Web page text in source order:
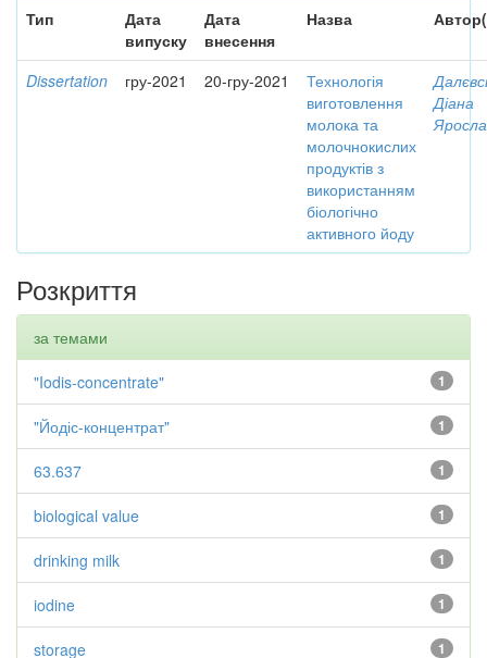
Тип
Дата
випуску
Дата
внесення
Назва
Dissertation гру-2021 20-гру-2021
Технологія
виготовлення
молока та
молочнокислих
продуктів з
використанням
біологічно
активного йоду
Діана
Розкриття
за темами
1
"Iodis-concentrate"
1
"Йодіс-концентрат"
1
63.637
1
biological value
1
drinking milk
1
iodine
1
storage